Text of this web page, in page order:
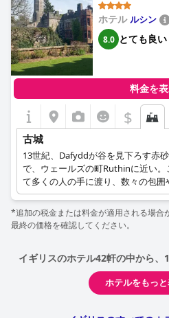
ホテルルシン
8.0 とても良い
料金を
$
古城
13世紀、Dafyddが谷を見下ろす赤
で、ウェールズの町Ruthinに近い
て多くの人の手に渡り、数々の包
を乗り越えてきた。1923年、この
な民間診療所として使用されたが
代には再び売却され、今度はホテ
りました。
*追加の税金または料金が適用される場合
最終の価格を確認してください。
イギリスのホテル42軒の中から
ホテルをもっ